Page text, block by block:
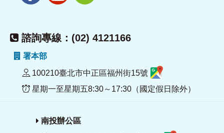
諮詢專線：(02) 4121166
署本部
100210臺北市中正區福州街15號
星期一至星期五8:30～17:30（國定假日除外）
南投辦公區